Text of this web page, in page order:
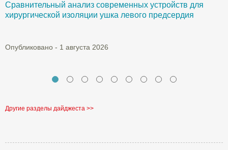
Сравнительный анализ современных устройств для
хирургической изоляции ушка левого предсердия
Опубликовано - 1 августа 2026
Другие разделы дайджеста >>